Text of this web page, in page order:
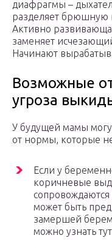
диафрагмы –
разделяет брюшную
Активно
заменяет
Начинают
Возможные
угроза
У будущей мамы
от нормы, которые
Если у
коричневые
может быть
замершей
можно узнать